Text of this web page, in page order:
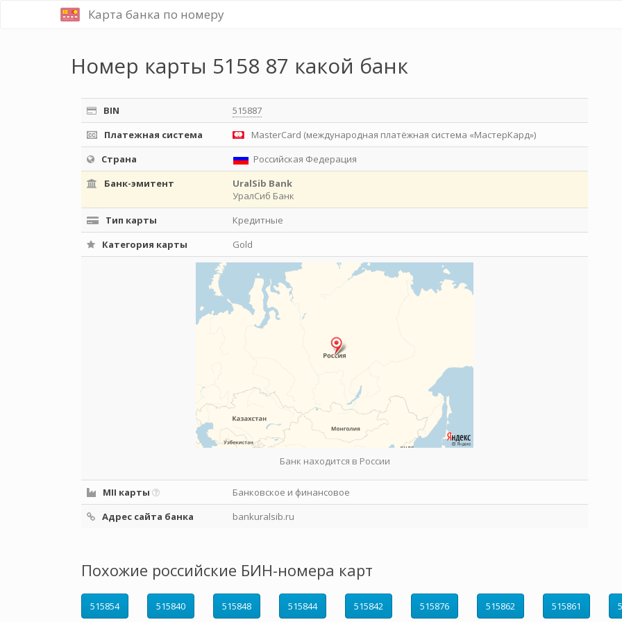
Карта банка по номеру
Номер карты 5158 87 какой банк
BIN
515887
Платежная система
MasterCard (международная платёжная система «МастерКард»)
Страна
Российская Федерация
Банк-эмитент
UralSib Bank
УралСиб Банк
Тип карты
Кредитные
Категория карты
Gold
Банк находится в России
MII карты
Банковское и финансовое
Адрес сайта банка
bankuralsib.ru
Похожие российские БИН-номера карт
515854 515840 515848 515844 515842 515876 515862 515861